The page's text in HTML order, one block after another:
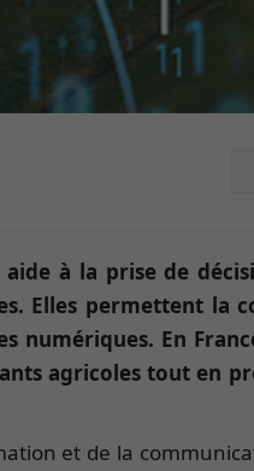
à la prise de
Elles permettent la
numériques. En
agricoles tout en
et de la